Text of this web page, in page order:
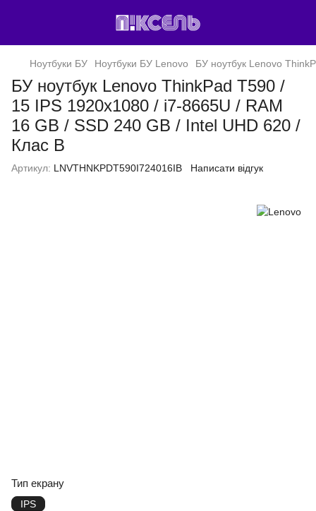
Ноутбуки БУ Ноутбуки БУ Lenovo БУ ноутбук Lenovo
БУ ноутбук Lenovo ThinkPad T590 /
15 IPS 1920x1080 / i7-8665U / RAM
16 GB / SSD 240 GB / Intel UHD 620 /
Клас B
Артикул: LNVTHNKPDT590I724016IB Написати відгук
Тип екрану
IPS